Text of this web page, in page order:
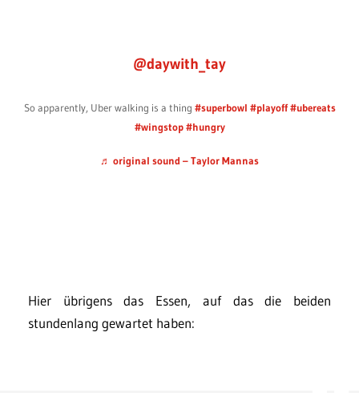
@daywith_tay
So apparently, Uber walking is a thing #superbowl #playoff #ubereats
#wingstop #hungry
♬ original sound – Taylor Mannas
Hier übrigens das Essen, auf das die beiden
stundenlang gewartet haben: